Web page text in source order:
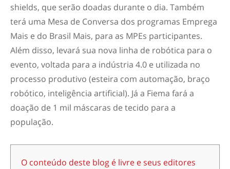
shields, que serão doadas durante o dia. Também
terá uma Mesa de Conversa dos programas Emprega
Mais e do Brasil Mais, para as MPEs participantes.
Além disso, levará sua nova linha de robótica para o
evento, voltada para a indústria 4.0 e utilizada no
processo produtivo (esteira com automação, braço
robótico, inteligência artificial). Já a Fiema fará a
doação de 1 mil máscaras de tecido para a
população.
O conteúdo deste blog é livre e seus editores